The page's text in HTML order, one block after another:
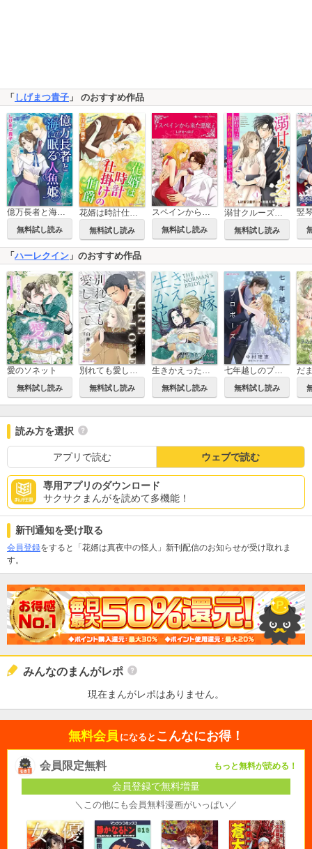
「 しげまつ貴子 」 のおすすめ作品
億万長者と海に眠る人魚姫
無料試し読み
花婿は時計仕掛けの伯爵
無料試し読み
スペインから来た悪魔
無料試し読み
溺甘クルーズ～御曹司は身代わり婚約者に夢中です～【分冊版】
無料試し読み
「 ハーレクイン 」のおすすめ作品
愛のソネット
無料試し読み
別れても愛しくて
無料試し読み
生きかえった花嫁
無料試し読み
七年越しのプロポーズ
無料試し読み
読み方を選択
アプリで読む ウェブで読む
専用アプリのダウンロード
サクサクまんがを読めて多機能！
新刊通知を受け取る
会員登録をすると「花婿は真夜中の怪人」新刊配信のお知らせが受け取れま
す。
みんなのまんがレポ
現在まんがレポはありません。
無料会員 になると こんなにお得！
会員限定無料 もっと無料が読める！
会員登録で無料増量
＼この他にも会員無料漫画がいっぱい／